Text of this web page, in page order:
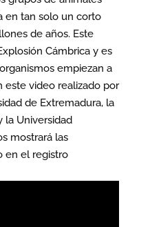
en tan solo un corto
de años. Este
Cámbrica y es
empiezan a
este video realizado por
de Extremadura, la
la Universidad
mostrará las
en el registro